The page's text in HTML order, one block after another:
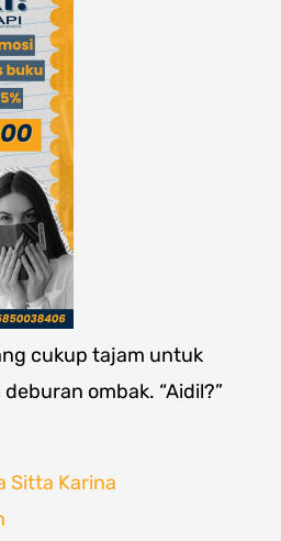
cukup tajam untuk
ombak. “Aidil?”
Sitta Karina